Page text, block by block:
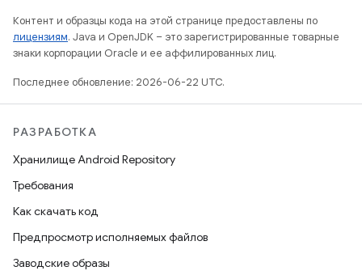
Контент и образцы кода на этой странице предоставлены по
лицензиям. Java и OpenJDK – это зарегистрированные товарные
знаки корпорации Oracle и ее аффилированных лиц.
Последнее обновление: 2026-06-22 UTC.
РАЗРАБОТКА
Хранилище Android Repository
Требования
Как скачать код
Предпросмотр исполняемых файлов
Заводские образы